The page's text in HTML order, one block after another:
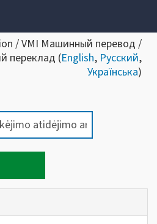
/ VMI Машинный перевод /
переклад (English, Русский,
Українська)